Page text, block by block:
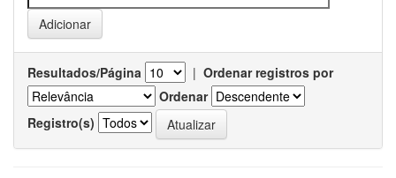
Resultados/Página | Ordenar registros por
Ordenar
Registro(s)